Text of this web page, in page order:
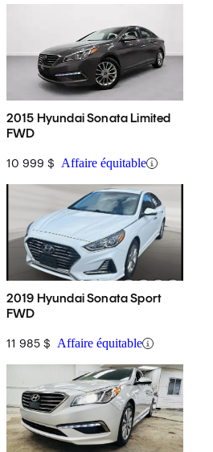
2015 Hyundai Sonata Limited
FWD
10 999 $ Affaire équitable
2019 Hyundai Sonata Sport
FWD
11 985 $ Affaire équitable